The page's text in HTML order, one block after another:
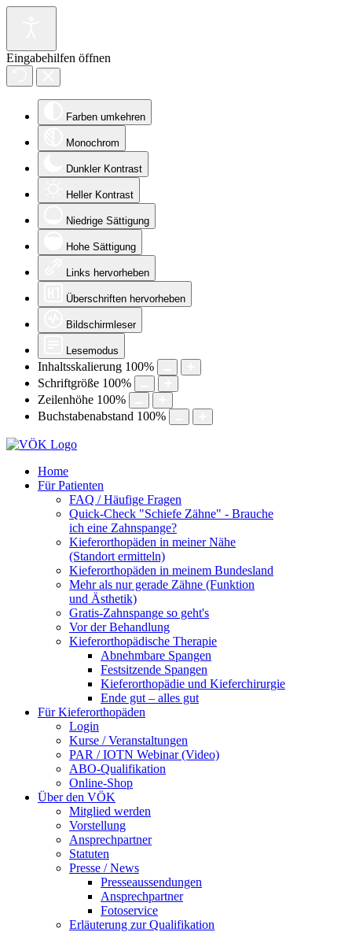
Eingabehilfen öffnen
Farben umkehren
Monochrom
Dunkler Kontrast
Heller Kontrast
Niedrige Sättigung
Hohe Sättigung
Links hervorheben
Überschriften hervorheben
Bildschirmleser
Lesemodus
Inhaltsskalierung 100%
Schriftgröße 100%
Zeilenhöhe 100%
Buchstabenabstand 100%
Home
Für Patienten
FAQ / Häufige Fragen
Quick-Check "Schiefe Zähne" - Brauche
ich eine Zahnspange?
Kieferorthopäden in meiner Nähe
(Standort ermitteln)
Kieferorthopäden in meinem Bundesland
Mehr als nur gerade Zähne (Funktion
und Ästhetik)
Gratis-Zahnspange so geht's
Vor der Behandlung
Kieferorthopädische Therapie
Abnehmbare Spangen
Festsitzende Spangen
Kieferorthopädie und Kieferchirurgie
Ende gut – alles gut
Für Kieferorthopäden
Login
Kurse / Veranstaltungen
PAR / IOTN Webinar (Video)
ABO-Qualifikation
Online-Shop
Über den VÖK
Mitglied werden
Vorstellung
Ansprechpartner
Statuten
Presse / News
Presseaussendungen
Ansprechpartner
Fotoservice
Erläuterung zur Qualifikation